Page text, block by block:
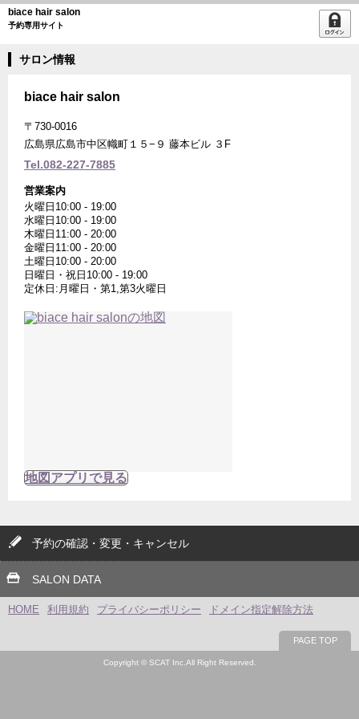
biace hair salon
予約専用サイト
サロン情報
biace hair salon
〒730-0016
広島県広島市中区幟町１５−９ 藤本ビル ３F
Tel.082-227-7885
営業案内
火曜日10:00 - 19:00
水曜日10:00 - 19:00
木曜日11:00 - 20:00
金曜日11:00 - 20:00
土曜日10:00 - 20:00
日曜日・祝日10:00 - 19:00
定休日:月曜日・第1,第3火曜日
地図アプリで見る
予約の確認・変更・キャンセル
SALON DATA
HOME 利用規約 プライバシーポリシー ドメイン指定解除方法
PAGE TOP
Copyright © SCAT Inc.All Right Reserved.